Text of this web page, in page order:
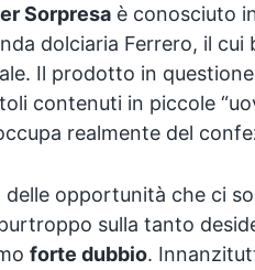
Sorpresaè conosciuto
dolciaria Ferrero, il
Il prodotto in
contenuti in piccole
realmente del
delle opportunità che ci
sulla tanto
forte dubbio.